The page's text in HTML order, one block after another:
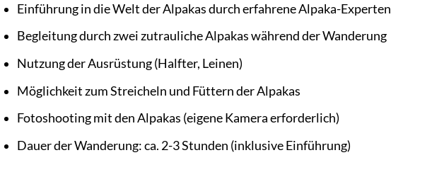
Einführung in die Welt der Alpakas durch erfahrene Alpaka-Experten
Begleitung durch zwei zutrauliche Alpakas während der Wanderung
Nutzung der Ausrüstung (Halfter, Leinen)
Möglichkeit zum Streicheln und Füttern der Alpakas
Fotoshooting mit den Alpakas (eigene Kamera erforderlich)
Dauer der Wanderung: ca. 2-3 Stunden (inklusive Einführung)